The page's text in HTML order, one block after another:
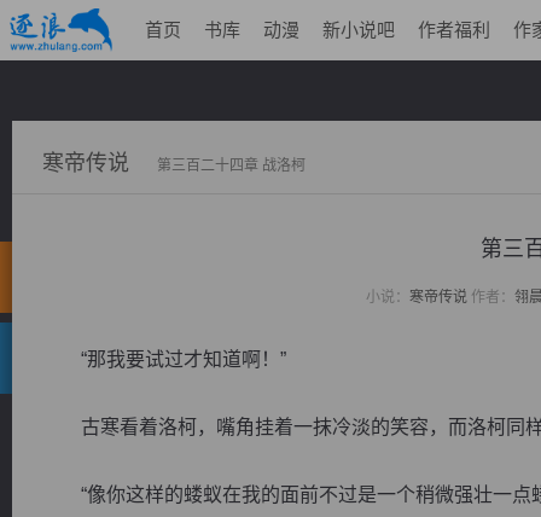
首页 书库 动漫 新小说吧 作者福利 作
寒帝传说 第三百二十四章 战洛柯
第三
小说： 寒帝传说作者： 翎
“那我要试过才知道啊！”
古寒看着洛柯，嘴角挂着一抹冷淡的笑容，而洛柯同
“像你这样的蝼蚁在我的面前不过是一个稍微强壮一点